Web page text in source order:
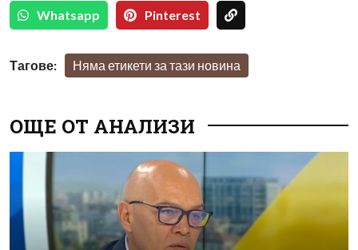
Whatsapp Pinterest
Тагове: Няма етикети за тази новина
ОЩЕ ОТ АНАЛИЗИ